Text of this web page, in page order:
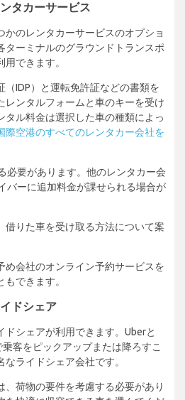
タカーサービス
かのレンタカーサービスのオプショ
ターミナルのグラウンドトランスポ
できます。
（IDP）と運転免許証などの書類を
レンタルフォームと車のキーを受け
タル料金は選択した車の種類によっ
際空港のすべてのレンタカー会社を
必要があります。他のレンタカー会
バーに追加料金が課せられる場合が
借りた車を受け取る方法について案
め会社のオンライン予約サービスを
できます。
ドシェア
ドシェアが利用できます。Uberと
客をピックアップまたは降ろすこ
ライドシェア会社です。
、荷物の要件を考慮する必要があり